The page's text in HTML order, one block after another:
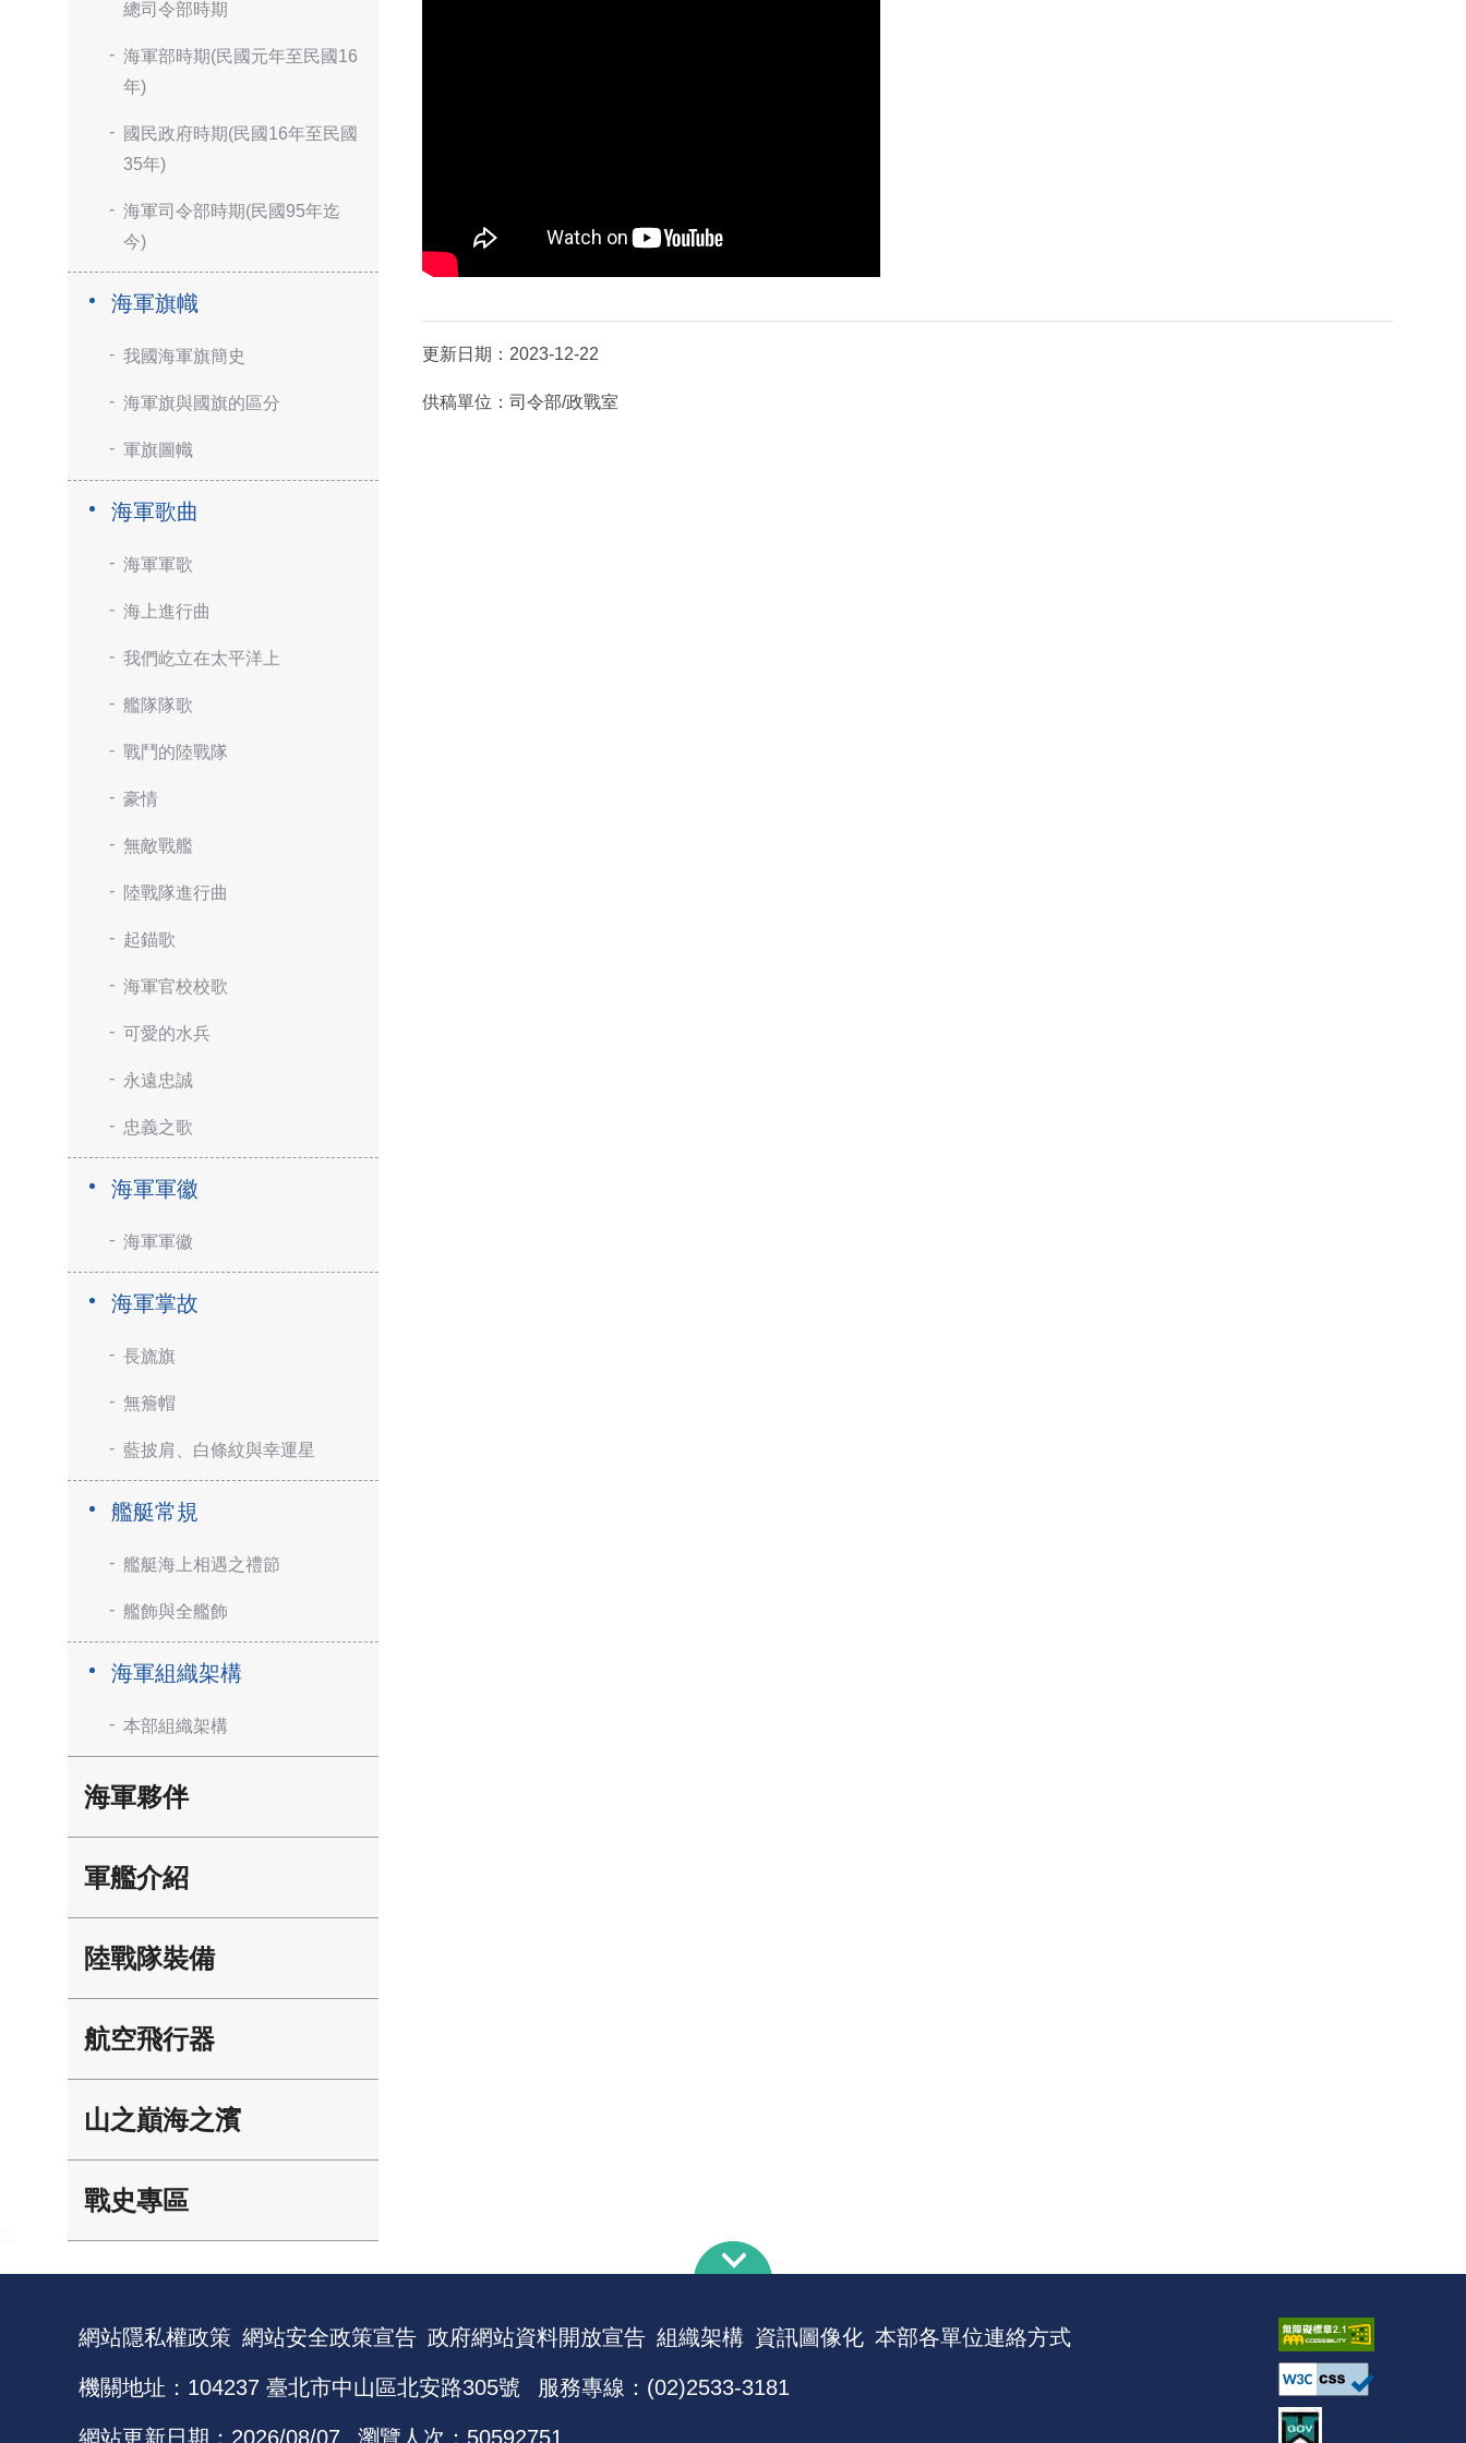
總司令部時期
海軍部時期(民國元年至民國16
年)
國民政府時期(民國16年至民國
35年)
海軍司令部時期(民國95年迄
今)
海軍旗幟
我國海軍旗簡史
海軍旗與國旗的區分
軍旗圖幟
海軍歌曲
海軍軍歌
海上進行曲
我們屹立在太平洋上
艦隊隊歌
戰鬥的陸戰隊
豪情
無敵戰艦
陸戰隊進行曲
起錨歌
海軍官校校歌
可愛的水兵
永遠忠誠
忠義之歌
海軍軍徽
海軍軍徽
海軍掌故
長旒旗
無簷帽
藍披肩、白條紋與幸運星
艦艇常規
艦艇海上相遇之禮節
艦飾與全艦飾
海軍組織架構
本部組織架構
海軍夥伴
軍艦介紹
陸戰隊裝備
航空飛行器
山之巔海之濱
戰史專區
更新日期： 2023-12-22
供稿單位： 司令部/政戰室
網站隱私權政策 網站安全政策宣告 政府網站資料開放宣告 組織架構 資訊圖像化 本部各單位連絡方式
機關地址：104237 臺北市中山區北安路305號 服務專線：(02)2533-3181
網站更新日期： 2026/08/07 瀏覽人次： 50592751